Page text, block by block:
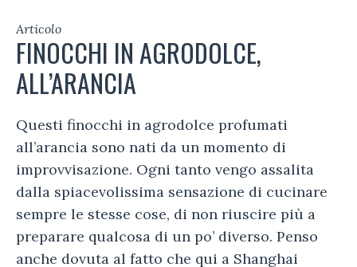
Articolo
FINOCCHI IN AGRODOLCE,
ALL’ARANCIA
Questi finocchi in agrodolce profumati
all’arancia sono nati da un momento di
improvvisazione. Ogni tanto vengo assalita
dalla spiacevolissima sensazione di cucinare
sempre le stesse cose, di non riuscire più a
preparare qualcosa di un po’ diverso. Penso
anche dovuta al fatto che qui a Shanghai